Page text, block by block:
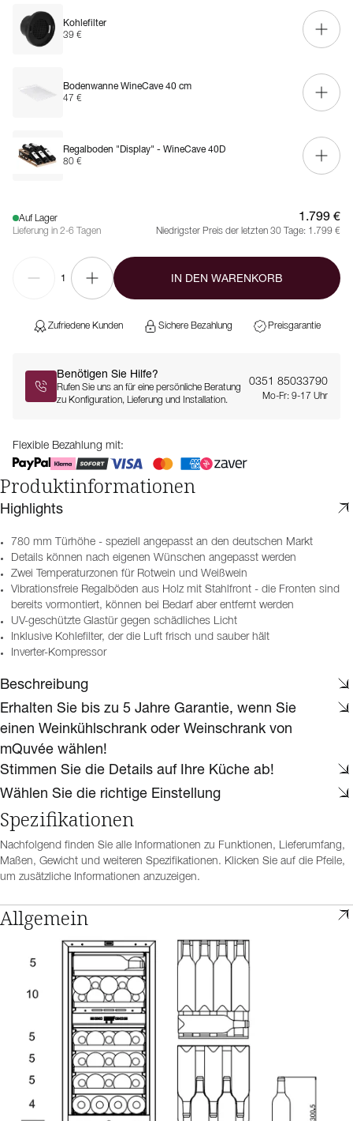
Kohlefilter
39 €
Bodenwanne WineCave 40 cm
47 €
Regalboden "Display" - WineCave 40D
80 €
Auf Lager
Lieferung in 2-6 Tagen
1.799 €
Niedrigster Preis der letzten 30 Tage: 1.799 €
1 IN DEN WARENKORB
Zufriedene Kunden Sichere Bezahlung Preisgarantie
Benötigen Sie Hilfe?
Rufen Sie uns an für eine persönliche Beratung
zu Konfiguration, Lieferung und Installation.
0351 85033790
Mo-Fr: 9-17 Uhr
Flexible Bezahlung mit:
Produktinformationen
Highlights
780 mm Türhöhe - speziell angepasst an den deutschen Markt
Details können nach eigenen Wünschen angepasst werden
Zwei Temperaturzonen für Rotwein und Weißwein
Vibrationsfreie Regalböden aus Holz mit Stahlfront - die Fronten sind
bereits vormontiert, können bei Bedarf aber entfernt werden
UV-geschützte Glastür gegen schädliches Licht
Inklusive Kohlefilter, der die Luft frisch und sauber hält
Inverter-Kompressor
Beschreibung
Erhalten Sie bis zu 5 Jahre Garantie, wenn Sie
einen Weinkühlschrank oder Weinschrank von
mQuvée wählen!
Stimmen Sie die Details auf Ihre Küche ab!
Wählen Sie die richtige Einstellung
Spezifikationen
Nachfolgend finden Sie alle Informationen zu Funktionen, Lieferumfang,
Maßen, Gewicht und weiteren Spezifikationen. Klicken Sie auf die Pfeile,
um zusätzliche Informationen anzuzeigen.
Allgemein